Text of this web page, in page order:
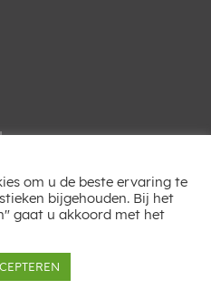
om u de beste ervaring te
bijgehouden. Bij het
gaat u akkoord met het